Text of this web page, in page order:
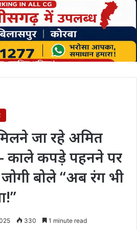
जा रहे अमित
काले कपड़े पहनने पर
बोले “अब रंग भी
330 1 minute read